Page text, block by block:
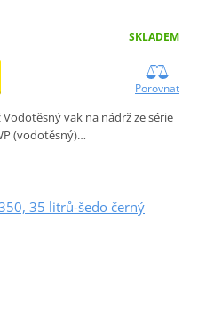
SKLADEM
Porovnat
vak na nádrž ze série
(vodotěsný)…
35 litrů-šedo černý